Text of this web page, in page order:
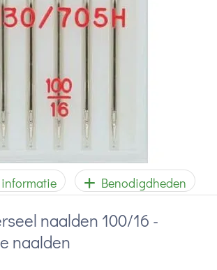
Benodigdheden
naalden 100/16 -
naalden